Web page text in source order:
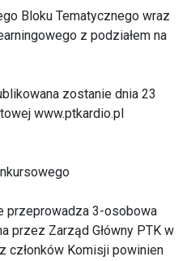
Bloku Tematycznego wraz
z podziałem na
zostanie dnia 23
www.ptkardio.pl
przeprowadza 3-osobowa
przez Zarząd Główny PTK w
członków Komisji powinien